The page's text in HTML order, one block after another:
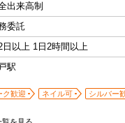
出来高制
委託
日以上 1日2時間以上
駅
ク歓迎 ネイル可
シルバー